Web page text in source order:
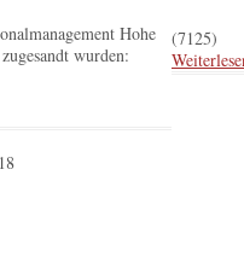
Hohe
wurden:
(7125)